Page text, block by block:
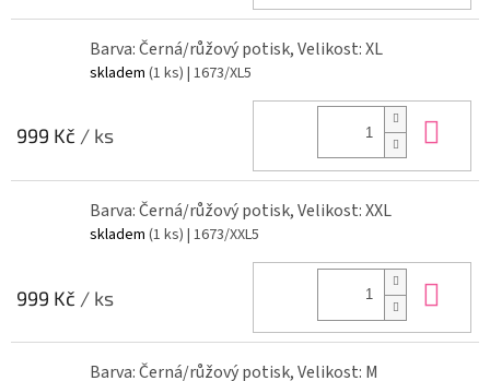
Barva: Černá/růžový potisk, Velikost: XL
skladem (1 ks) | 1673/XL5
999 Kč / ks
Barva: Černá/růžový potisk, Velikost: XXL
skladem (1 ks) | 1673/XXL5
999 Kč / ks
Barva: Černá/růžový potisk, Velikost: M